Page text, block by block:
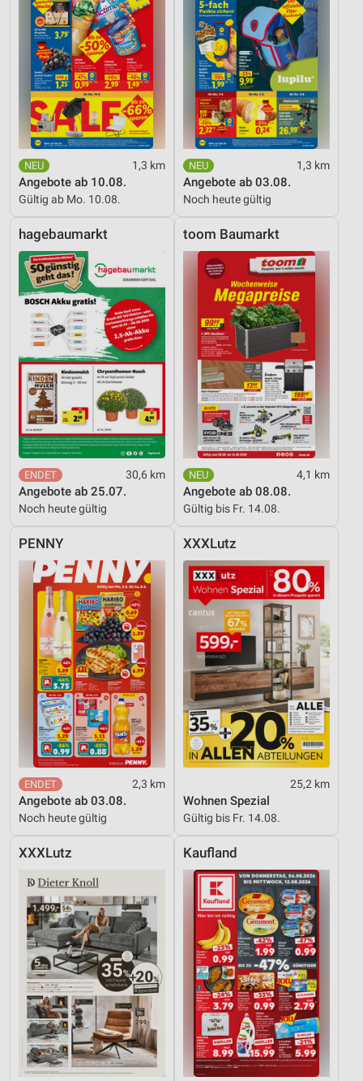
1,3 km
Angebote ab 10.08.
Gültig ab Mo. 10.08.
1,3 km
Angebote ab 03.08.
Noch heute gültig
hagebaumarkt
30,6 km
Angebote ab 25.07.
Noch heute gültig
toom Baumarkt
4,1 km
Angebote ab 08.08.
Gültig bis Fr. 14.08.
PENNY
2,3 km
Angebote ab 03.08.
Noch heute gültig
XXXLutz
25,2 km
Wohnen Spezial
Gültig bis Fr. 14.08.
XXXLutz Kaufland